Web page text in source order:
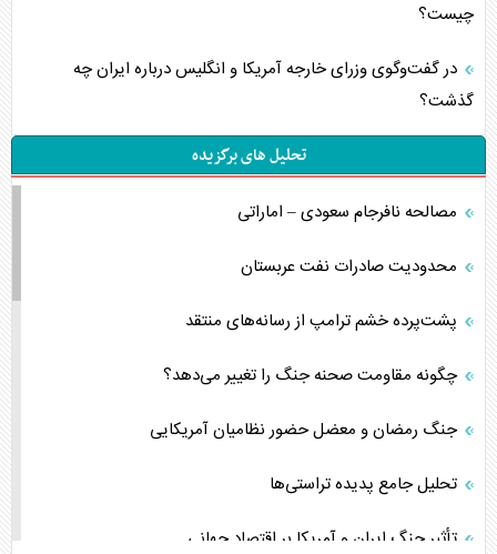
چیست؟
در گفت‌وگوی وزرای خارجه آمریکا و انگلیس درباره ایران چه
گذشت؟
تحلیل های برگزیده
مصالحه نافرجام سعودی – اماراتی
محدودیت صادرات نفت عربستان
پشت‌پرده خشم ترامپ از رسانه‌های منتقد
چگونه مقاومت صحنه جنگ را تغییر می‌دهد؟
جنگ رمضان و معضل حضور نظامیان آمریکایی
تحلیل جامع پدیده تراستی‌ها
تأثیر جنگ ایران و آمریکا بر اقتصاد جهانی